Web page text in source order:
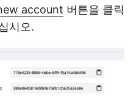
account 버튼을 클릭
시오.